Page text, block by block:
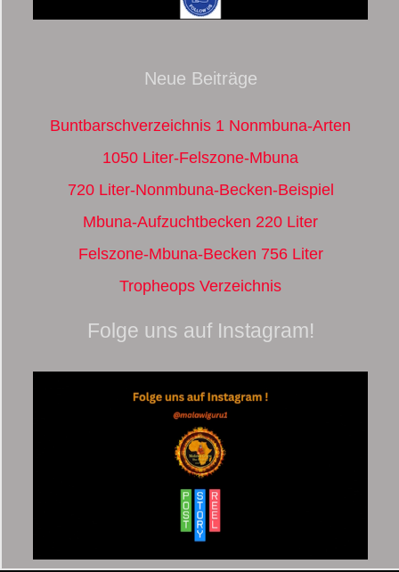
Neue Beiträge
Buntbarschverzeichnis 1 Nonmbuna-Arten
1050 Liter-Felszone-Mbuna
720 Liter-Nonmbuna-Becken-Beispiel
Mbuna-Aufzuchtbecken 220 Liter
Felszone-Mbuna-Becken 756 Liter
Tropheops Verzeichnis
Folge uns auf Instagram!